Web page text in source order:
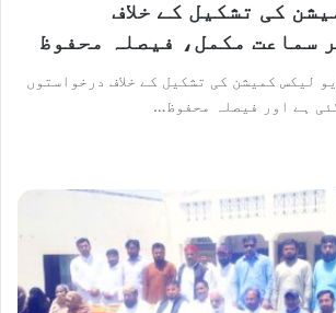
کی تشکیل کے خلاف
سماعت مکمل، فیصلہ محفوظ
لیکس کمیشن کی تشکیل کے خلاف درخواستوں
ہے اور فیصلہ محفوظ…